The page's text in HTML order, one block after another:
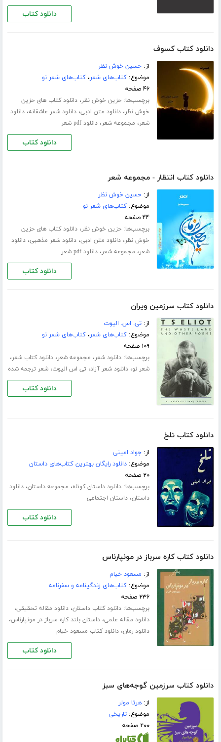
دانلود کتاب
دانلود کتاب کسوف
از:حسین خوش نظر
موضوع:کتاب‌های شعر،کتاب‌های شعر نو
۴۶ صفحه
برچسب‌ها:حزین خوش نظر،دانلود کتاب های حزین
خوش نظر،دانلود متن ادبی،دانلود شعر عاشقانه،دانلود
شعر، مجموعه شعر،دانلود pdf شعر
دانلود کتاب
دانلود کتاب انتظار - مجموعه شعر
از:حسین خوش نظر
موضوع:کتاب‌های شعر نو
۴۴ صفحه
برچسب‌ها:حزین خوش نظر،دانلود کتاب های حزین
خوش نظر،دانلود متن ادبی،دانلود شعر مذهبی،دانلود
شعر، مجموعه شعر،دانلود pdf شعر
دانلود کتاب
دانلود کتاب سرزمین ویران
از:تی. اس. الیوت
موضوع:کتاب‌های شعر،کتاب‌های شعر نو
۱۰۹ صفحه
برچسب‌ها:دانلود شعر، مجموعه شعر،دانلود کتاب شعر،
شعر نو،دانلود شعر آزاد، تی اس الیوت،شعر ترجمه شده
دانلود کتاب
دانلود کتاب تلخ
از:جواد امینی
موضوع:دانلود رایگان بهترین کتاب‌های داستان
۲۰ صفحه
برچسب‌ها:دانلود داستان کوتاه، مجموعه داستان،دانلود
داستان،داستان اجتماعی
دانلود کتاب
دانلود کتاب کاره سرباز در مونپارناس
از: مسعود خیام
موضوع:کتاب‌های زندگینامه و سفرنامه
۲۳۶ صفحه
برچسب‌ها:دانلود کتاب داستان،دانلود مقاله تحقیقی،
دانلود مقاله علمی،داستان بلند کاره سرباز در مونپارناس،
دانلود رمان،دانلود کتاب مسعود خیام
دانلود کتاب
دانلود کتاب سرزمین گوجه‌های سبز
از:هرتا مولر
موضوع:تاریخی
۲۰۰ صفحه